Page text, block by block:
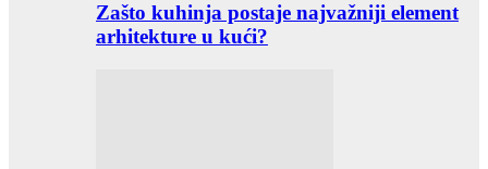
Zašto kuhinja postaje najvažniji element
arhitekture u kući?